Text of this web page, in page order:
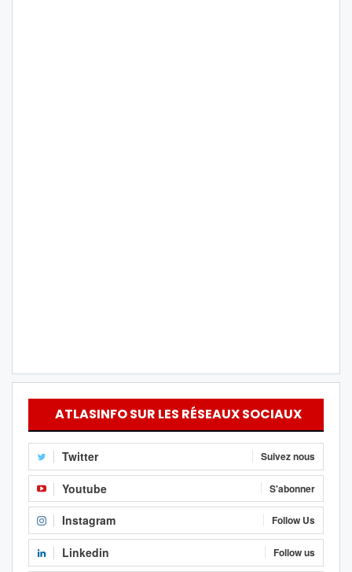
ATLASINFO SUR LES RÉSEAUX SOCIAUX
Twitter Suivez nous
Youtube S'abonner
Instagram Follow Us
Linkedin Follow us